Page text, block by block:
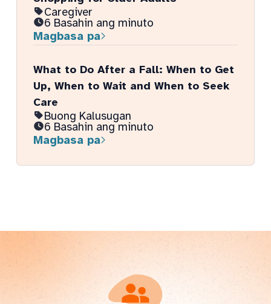
Caregiver
6 Basahin ang minuto
Magbasa pa
What to Do After a Fall: When to Get
Up, When to Wait and When to Seek
Care
Buong Kalusugan
6 Basahin ang minuto
Magbasa pa